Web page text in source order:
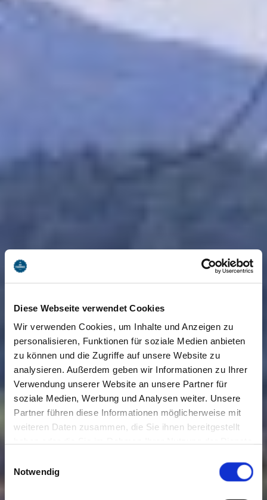
Diese Webseite verwendet Cookies
Wir verwenden Cookies, um Inhalte und Anzeigen zu
personalisieren, Funktionen für soziale Medien anbieten
zu können und die Zugriffe auf unsere Website zu
analysieren. Außerdem geben wir Informationen zu Ihrer
Verwendung unserer Website an unsere Partner für
soziale Medien, Werbung und Analysen weiter. Unsere
Partner führen diese Informationen möglicherweise mit
weiteren Daten zusammen, die Sie ihnen bereitgestellt
Cookies, wenn Sie unsere Webseite weiterhin nutzen.
Notwendig